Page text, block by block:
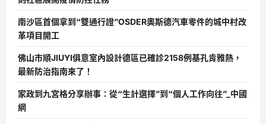
南沙區首個拿到“雙通行證”OSDER奧斯德汽車零件的城中村改
革項目開工
佛山市順JIUYI俱意室內設計德區已確診2158例基孔肯雅熱，
最新防治指南來了！
家政到九宮格分享辦事：從“生計選擇”到“個人工作向往”_中國
網